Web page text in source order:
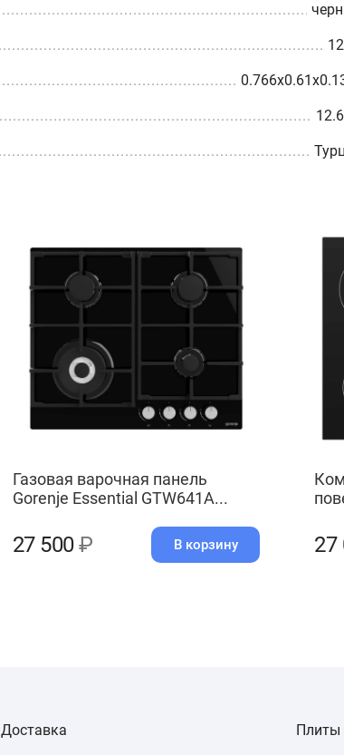
Газовая варочная панель
Gorenje Essential GTW641A...
27 500₽ В корзину 27
Доставка
Плиты